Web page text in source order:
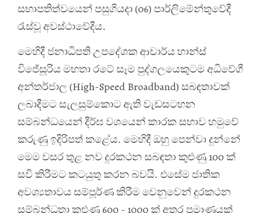
සභාපතිත්වයෙන් පසුගියදා (06) පාර්ලිමේන්තුවේදී
රැස්වූ අවස්ථාවේදීය.
මෙහිදී ජනාධිපති උපදේශක ආචාර්ය හාන්ස්
විජේසූරිය මහතා රටේ සෑම පුද්ගලයෙකුටම අධිවේගී
අන්තර්ජාල (High-Speed Broadband) සබඳතාවක්
ලබාදීමට සැලසුම්කොට ඇති වැඩසටහන
සම්බන්ධයෙන් දීර්ඝ වශයෙන් කාරක සභාව හමුවේ
කරුණු ඉදිරිපත් කළේය. මෙහිදී ඔහු පෙන්වා දුන්නේ
මෙම වසර තුළ නව දුරකථන සබඳතා කුළුණු 100 ක්
සවි කිරීමට කටයුතු කරන බවයි. එසේම ජාතික
අවශ්‍යතාවය සම්පූර්ණ කිරීම වෙනුවෙන් දුරකථන
සම්බන්ධතා කුළුණු 600 - 1000 ක් අතර ප්‍රමාණයක්